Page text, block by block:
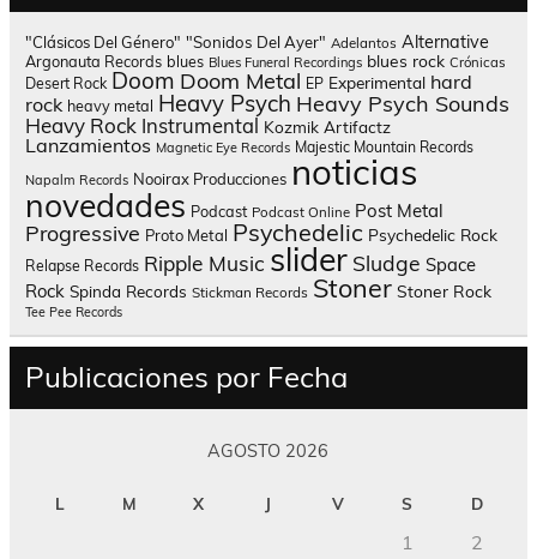
"Clásicos Del Género" "Sonidos Del Ayer" Adelantos Alternative
Argonauta Records blues Blues Funeral Recordings blues rock Crónicas
Desert Rock Doom Doom Metal EP Experimental hard
rock heavy metal Heavy Psych Heavy Psych Sounds
Heavy Rock Instrumental Kozmik Artifactz
Lanzamientos Magnetic Eye Records Majestic Mountain Records
Napalm Records Nooirax Producciones noticias
novedades Podcast Podcast Online Post Metal
Progressive Proto Metal Psychedelic Psychedelic Rock
Relapse Records Ripple Music slider Sludge Space
Rock Spinda Records Stickman Records Stoner Stoner Rock
Tee Pee Records
Publicaciones por Fecha
AGOSTO 2026
L M X J V S D
1
2